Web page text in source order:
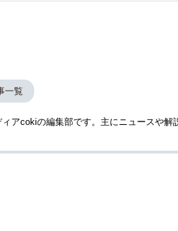
一覧
アcokiの編集部です。主にニュースや解